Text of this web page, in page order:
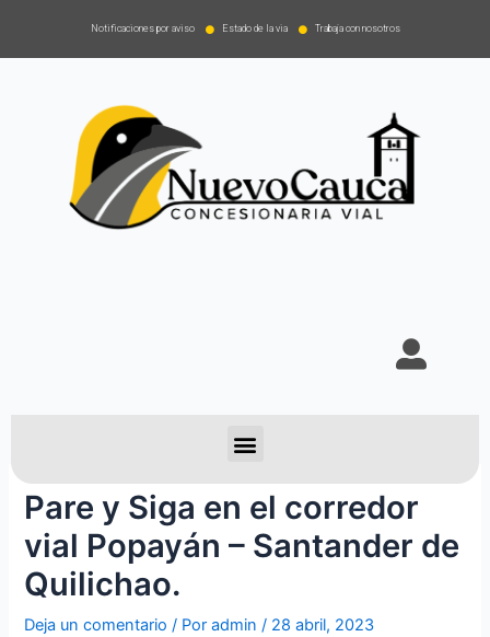
Notificaciones por aviso Estado de la via Trabaja con nosotros
Pare y Siga en el corredor
vial Popayán – Santander de
Quilichao.
Deja un comentario / Poradmin / 28 abril, 2023